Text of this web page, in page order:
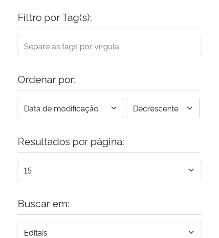
Filtro por Tag(s):
Ordenar por:
Resultados por página:
Buscar em: